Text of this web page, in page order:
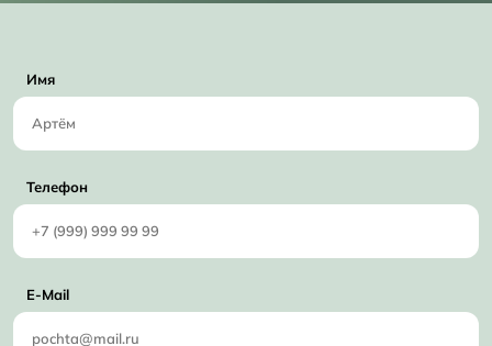
Имя
Телефон
E-Mail